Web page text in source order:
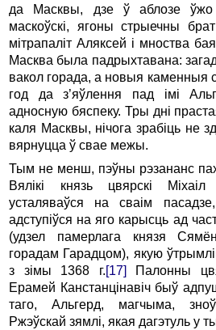
да Масквы, дзе ў аблозе ўжо
маскоўскі, ягоны стрыечны
мітрапаліт Аляксей i мноства
Масква была падрыхтавана:
вакол горада, а новыя каменныя
год да з’яўлення пад імі
адносную бяспеку. Тры дні
каля Ма­сквы, нічога зрабіць не
вярнуцца ў свае межы.
Тым не менш, пэўны рэзананс
Вялікі князь цвярскі
усталяваўся на сваім
адступіўся на яго карысць ад
(удзел памерлага князя
горадам Гарадцом), якую
з зімы 1368 г.[17]
Палонны
Ерамей Канстанцінавіч быў
таго, Альгерд, магчыма,
Ржэўскай зямлі, якая дагэтуль у